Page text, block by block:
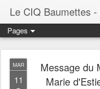
Pages
MAR
11
Message du
Marie